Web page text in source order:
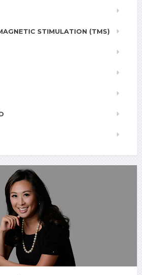
STIMULATION (TMS)